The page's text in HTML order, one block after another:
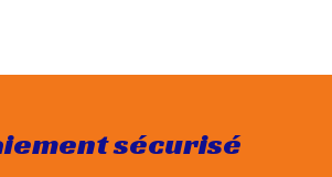
ment sécurisé